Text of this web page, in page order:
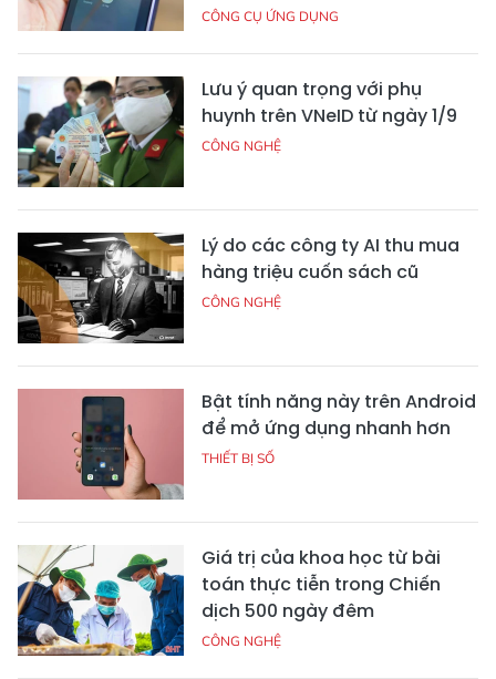
CÔNG CỤ ỨNG DỤNG
Lưu ý quan trọng với phụ
huynh trên VNeID từ ngày 1/9
CÔNG NGHỆ
Lý do các công ty AI thu mua
hàng triệu cuốn sách cũ
CÔNG NGHỆ
Bật tính năng này trên Android
để mở ứng dụng nhanh hơn
THIẾT BỊ SỐ
Giá trị của khoa học từ bài
toán thực tiễn trong Chiến
dịch 500 ngày đêm
CÔNG NGHỆ